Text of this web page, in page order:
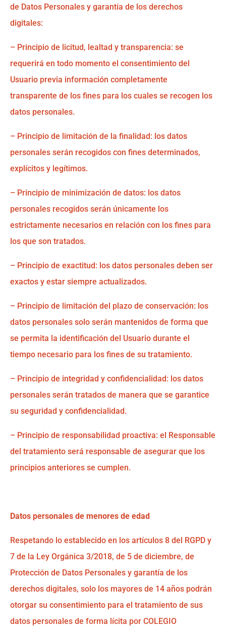
de Datos Personales y garantía de los derechos
digitales:
– Principio de licitud, lealtad y transparencia: se
requerirá en todo momento el consentimiento del
Usuario previa información completamente
transparente de los fines para los cuales se recogen los
datos personales.
– Principio de limitación de la finalidad: los datos
personales serán recogidos con fines determinados,
explícitos y legítimos.
– Principio de minimización de datos: los datos
personales recogidos serán únicamente los
estrictamente necesarios en relación con los fines para
los que son tratados.
– Principio de exactitud: los datos personales deben ser
exactos y estar siempre actualizados.
– Principio de limitación del plazo de conservación: los
datos personales solo serán mantenidos de forma que
se permita la identificación del Usuario durante el
tiempo necesario para los fines de su tratamiento.
– Principio de integridad y confidencialidad: los datos
personales serán tratados de manera que se garantice
su seguridad y confidencialidad.
– Principio de responsabilidad proactiva: el Responsable
del tratamiento será responsable de asegurar que los
principios anteriores se cumplen.
Datos personales de menores de edad
Respetando lo establecido en los artículos 8 del RGPD y
7 de la Ley Orgánica 3/2018, de 5 de diciembre, de
Protección de Datos Personales y garantía de los
derechos digitales, solo los mayores de 14 años podrán
otorgar su consentimiento para el tratamiento de sus
datos personales de forma lícita por COLEGIO